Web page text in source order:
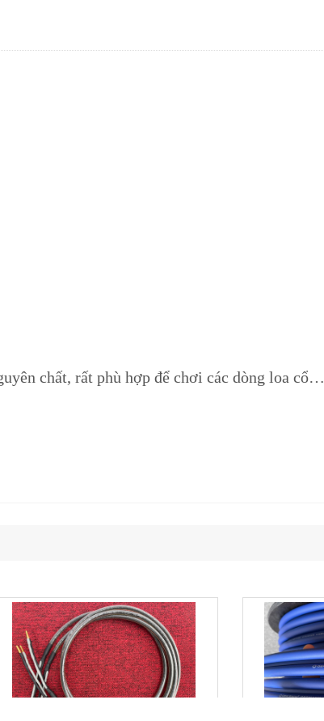
chất, rất phù hợp để chơi các dòng loa cổ…